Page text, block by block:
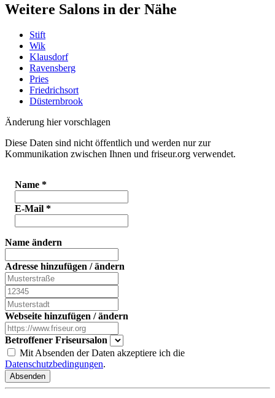
Weitere Salons in der Nähe
Stift
Wik
Klausdorf
Ravensberg
Pries
Friedrichsort
Düsternbrook
Änderung hier vorschlagen
Diese Daten sind nicht öffentlich und werden nur zur
Kommunikation zwischen Ihnen und friseur.org verwendet.
Name *
E-Mail *
Name ändern
Adresse hinzufügen / ändern
Webseite hinzufügen / ändern
Betroffener Friseursalon
Mit Absenden der Daten akzeptiere ich die
Datenschutzbedingungen.
Absenden